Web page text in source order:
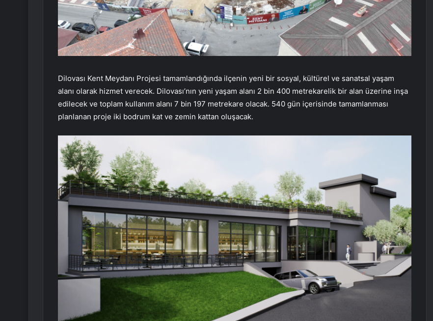
Dilovası Kent Meydanı Projesi tamamlandığında ilçenin yeni bir sosyal, kültürel ve sanatsal yaşam
alanı olarak hizmet verecek. Dilovası’nın yeni yaşam alanı 2 bin 400 metrekarelik bir alan üzerine inşa
edilecek ve toplam kullanım alanı 7 bin 197 metrekare olacak. 540 gün içerisinde tamamlanması
planlanan proje iki bodrum kat ve zemin kattan oluşacak.